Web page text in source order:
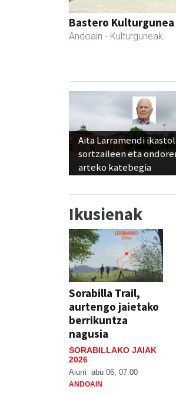
Bastero Kulturgunea
Andoain - Kulturguneak
Aita Larramendi
sortzaileen eta
arteko katebegia
Ikusienak
Sorabilla Trail,
aurtengo jaietako
berrikuntza
nagusia
SORABILLAKO JAIAK
2026
Aiurri abu 06, 07:00
ANDOAIN